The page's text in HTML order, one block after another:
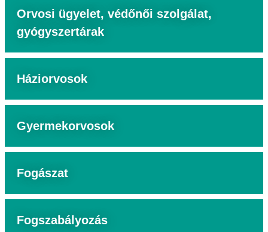
Orvosi ügyelet, védőnői szolgálat,
gyógyszertárak
Háziorvosok
Gyermekorvosok
Fogászat
Fogszabályozás